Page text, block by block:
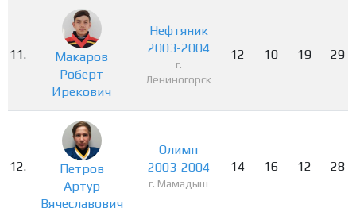
11.
Макаров
Роберт
Ирекович
Нефтяник
2003-2004
г.
Лениногорск
12 10 19 29
12.
Петров
Артур
Вячеславович
Олимп
2003-2004
г. Мамадыш
14 16 12 28